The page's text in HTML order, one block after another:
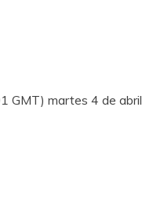
GMT) martes 4 de abril